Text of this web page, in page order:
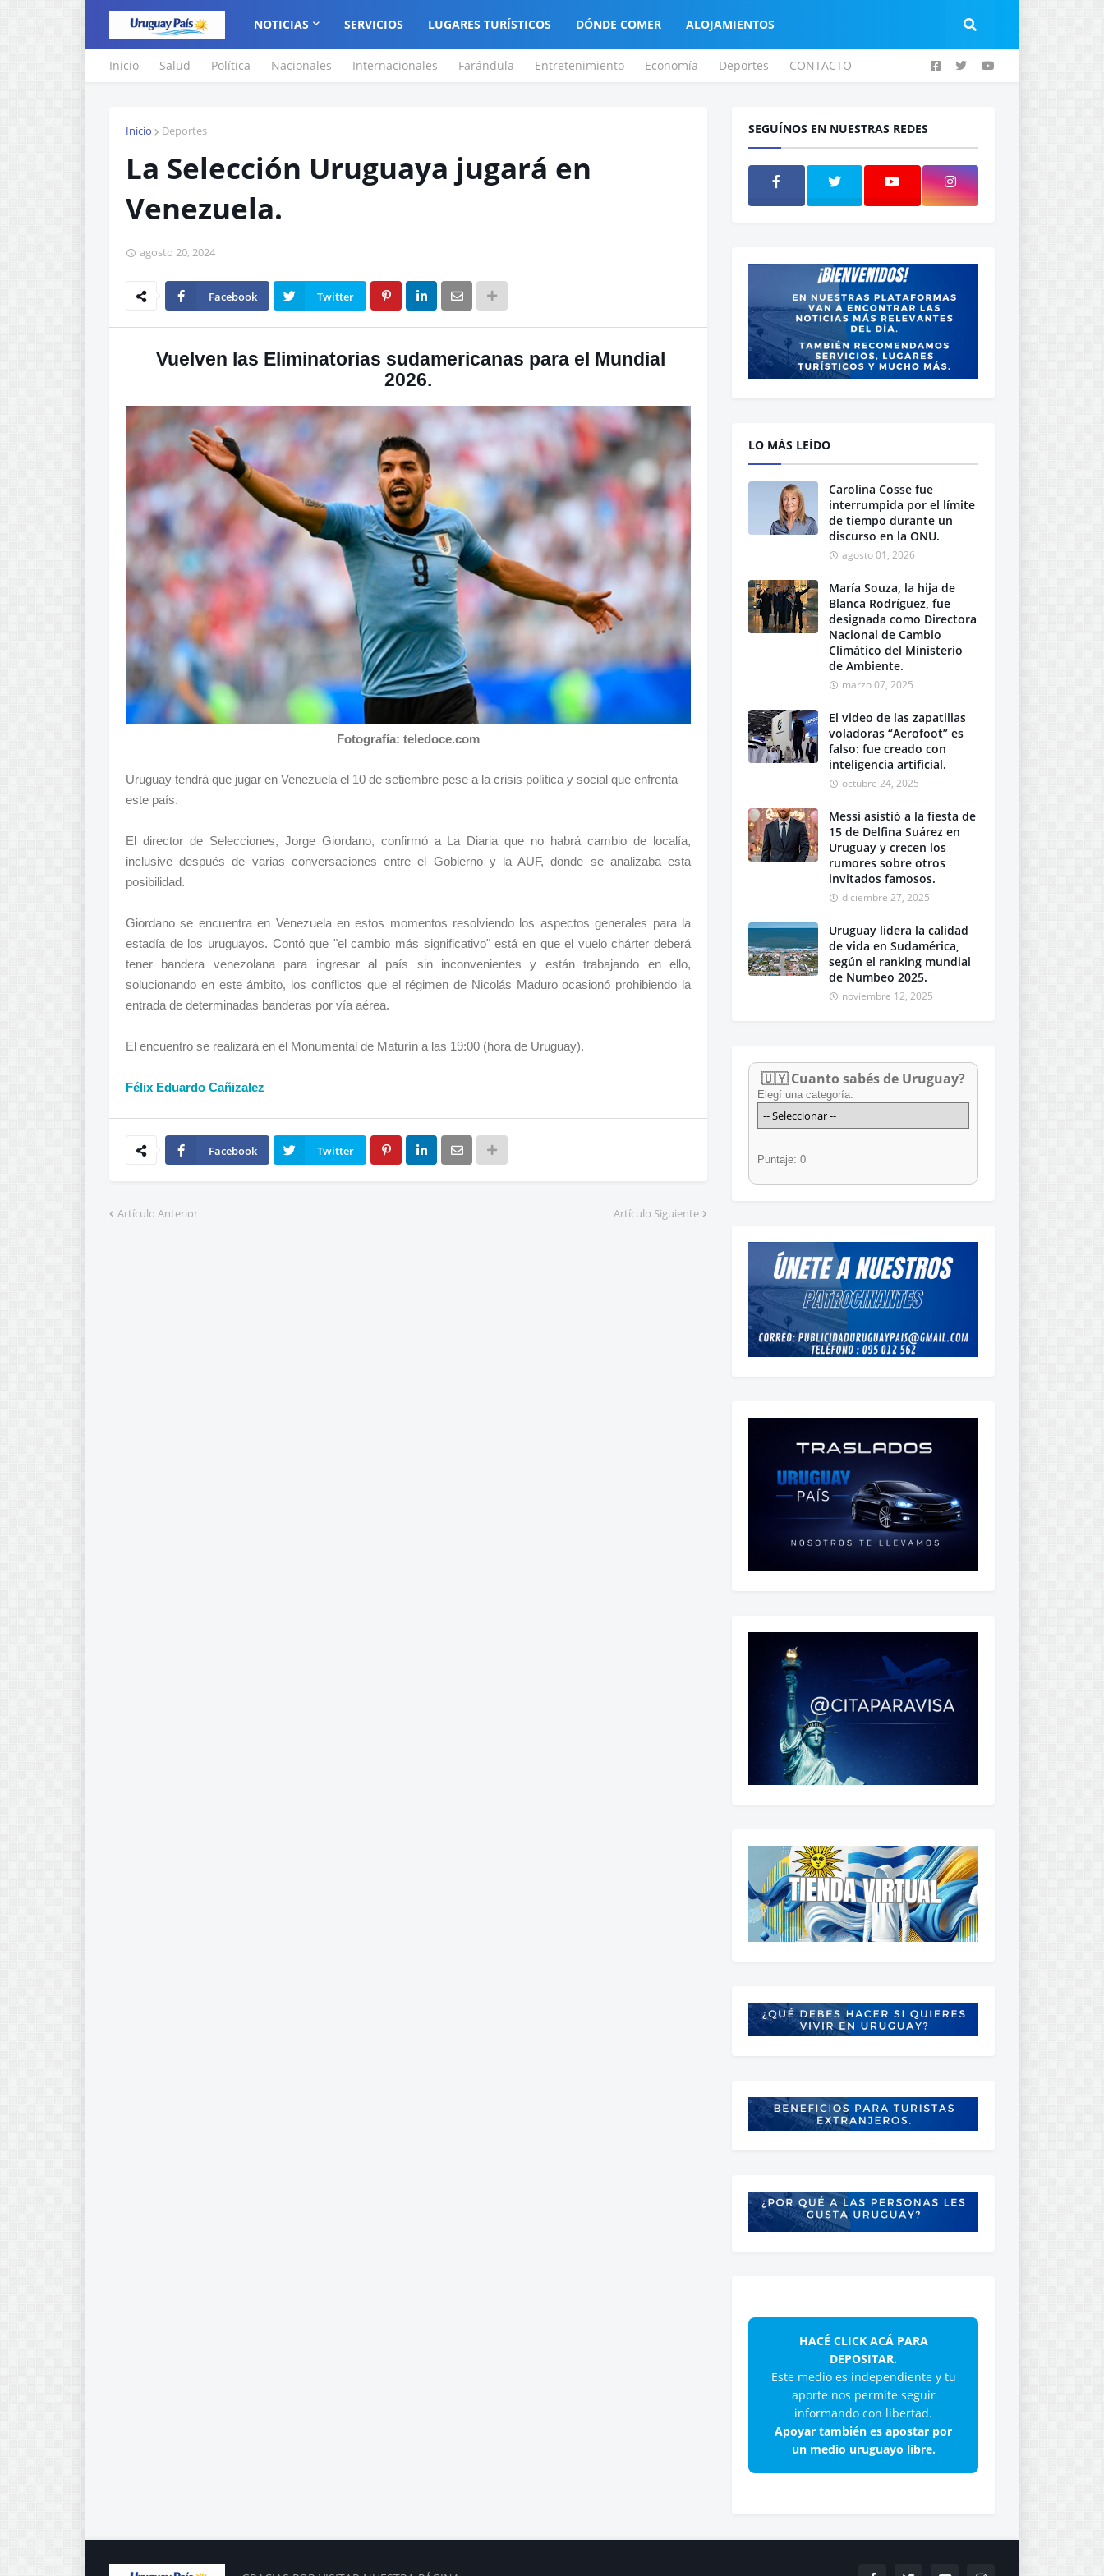
NOTICIAS SERVICIOS LUGARES TURÍSTICOS DÓNDE COMER ALOJAMIENTOS
Inicio Salud Política Nacionales Internacionales Farándula Entretenimiento Economía Deportes CONTACTO
Inicio Deportes
La Selección Uruguaya jugará en
Venezuela.
agosto 20, 2024
Facebook Twitter
Vuelven las Eliminatorias sudamericanas para el Mundial
2026.
Fotografía: teledoce.com
Uruguay tendrá que jugar en Venezuela el 10 de setiembre pese a la crisis política y social que enfrenta
este país.
El director de Selecciones, Jorge Giordano, confirmó a La Diaria que no habrá cambio de localía,
inclusive después de varias conversaciones entre el Gobierno y la AUF, donde se analizaba esta
posibilidad.
Giordano se encuentra en Venezuela en estos momentos resolviendo los aspectos generales para la
estadía de los uruguayos. Contó que "el cambio más significativo" está en que el vuelo chárter deberá
tener bandera venezolana para ingresar al país sin inconvenientes y están trabajando en ello,
solucionando en este ámbito, los conflictos que el régimen de Nicolás Maduro ocasionó prohibiendo la
entrada de determinadas banderas por vía aérea.
El encuentro se realizará en el Monumental de Maturín a las 19:00 (hora de Uruguay).
Félix Eduardo Cañizalez
Facebook Twitter
Artículo Anterior Artículo Siguiente
SEGUÍNOS EN NUESTRAS REDES
LO MÁS LEÍDO
Carolina Cosse fue
interrumpida por el límite
de tiempo durante un
discurso en la ONU.
agosto 01, 2026
María Souza, la hija de
Blanca Rodríguez, fue
designada como Directora
Nacional de Cambio
Climático del Ministerio
de Ambiente.
marzo 07, 2025
El video de las zapatillas
voladoras “Aerofoot” es
falso: fue creado con
inteligencia artificial.
octubre 24, 2025
Messi asistió a la fiesta de
15 de Delfina Suárez en
Uruguay y crecen los
rumores sobre otros
invitados famosos.
diciembre 27, 2025
Uruguay lidera la calidad
de vida en Sudamérica,
según el ranking mundial
de Numbeo 2025.
noviembre 12, 2025
🇺🇾 Cuanto sabés de Uruguay?
Elegí una categoría:
Puntaje: 0
HACÉ CLICK ACÁ PARA
DEPOSITAR.
Este medio es independiente y tu
aporte nos permite seguir
informando con libertad.
Apoyar también es apostar por
un medio uruguayo libre.